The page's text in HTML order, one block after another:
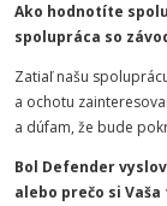
Ako hodnotíte
spolupráca so
Zatiaľ našu
a ochotu
a dúfam, že bude
Bol Defender
alebo prečo si